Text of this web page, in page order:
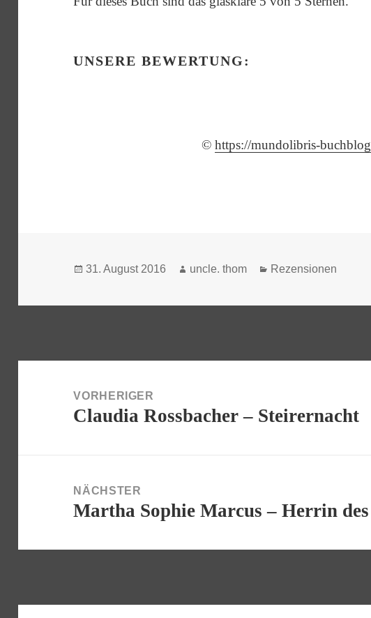
UNSERE BEWERTUNG:
© https://mundolibris-
Veröffentlicht
31. August 2016 Autor
uncle. thom Kategorien
Rezensionen
VORHERIGER
Vorheriger
Claudia Rossbacher – Steirernacht
NÄCHSTER
Nächster
Martha Sophie Marcus – Herrin